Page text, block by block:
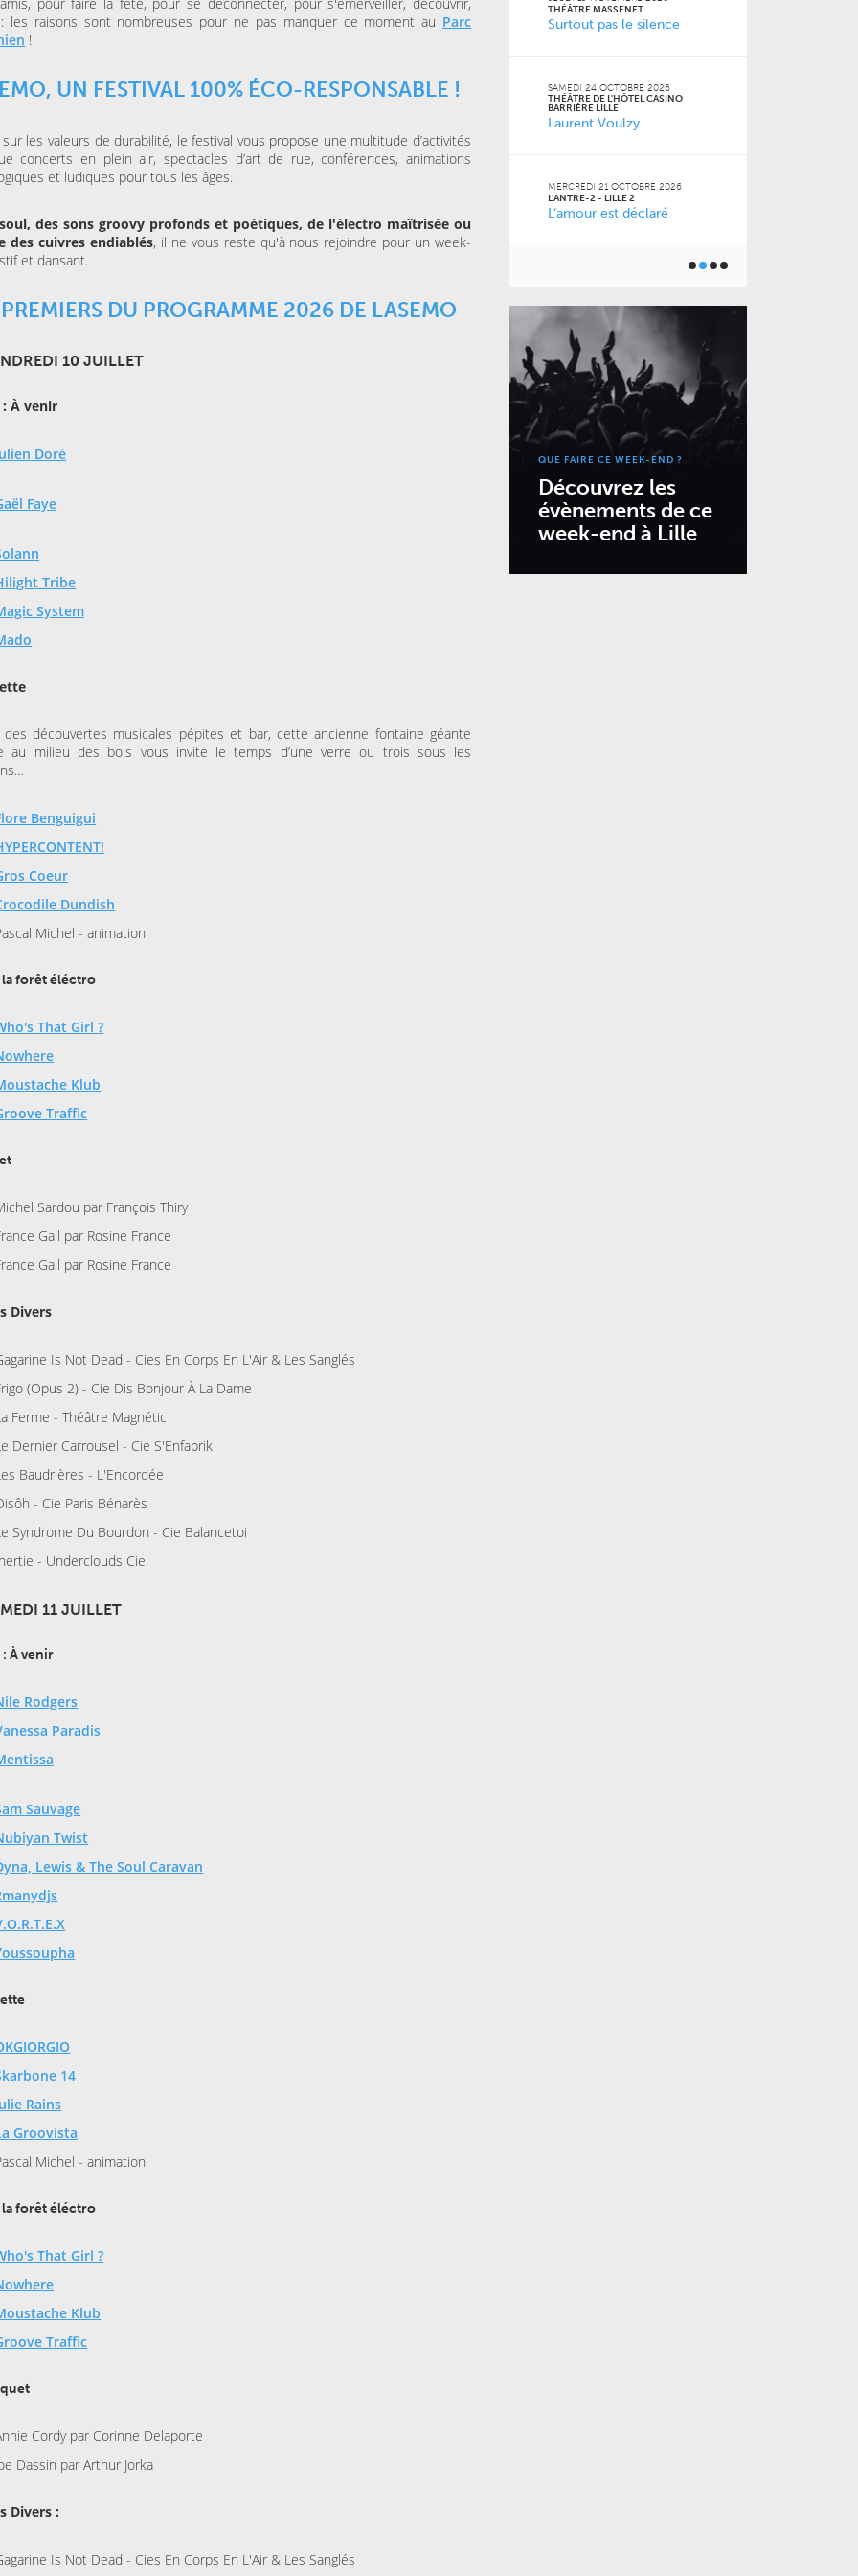
les raisons sont nombreuses pour ne pas manquer ce moment au Parc
!
UN FESTIVAL 100% ÉCO-RESPONSABLE !
sur les valeurs de durabilité, le festival vous propose une multitude d’activités
concerts en plein air, spectacles d’art de rue, conférences, animations
et ludiques pour tous les âges.
des sons groovy profonds et poétiques, de l'électro maîtrisée ou
des cuivres endiablés, il ne vous reste qu'à nous rejoindre pour un week-
et dansant.
PREMIERS DU PROGRAMME 2026 DE LASEMO
10 JUILLET
: À venir
Doré
Faye
Tribe
System
des découvertes musicales pépites et bar, cette ancienne fontaine géante
au milieu des bois vous invite le temps d’une verre ou trois sous les
Benguigui
Coeur
Dundish
Michel - animation
la forêt éléctro
That Girl ?
Klub
Traffic
Sardou par François Thiry
Gall par Rosine France
Gall par Rosine France
Divers
Is Not Dead - Cies En Corps En L'Air & Les Sanglés
(Opus 2) - Cie Dis Bonjour À La Dame
Ferme - Théâtre Magnétic
Dernier Carrousel - Cie S'Enfabrik
Baudrières - L'Encordée
- Cie Paris Bénarès
Syndrome Du Bourdon - Cie Balancetoi
- Underclouds Cie
11 JUILLET
: À venir
Rodgers
Paradis
Sauvage
Twist
Lewis & The Soul Caravan
14
Rains
Groovista
Michel - animation
la forêt éléctro
That Girl ?
Klub
Traffic
Cordy par Corinne Delaporte
Dassin par Arthur Jorka
Divers :
Is Not Dead - Cies En Corps En L'Air & Les Sanglés
MAISON FOLIE MOULINS
Le Syndrome du
ESPACE AGORA (CENTRE
CULTUREL)
Là-bas, le voyage
KINO CINÉ
Ulysse à Gaza
LA BULLE CAFÉ
Skraeckoedlan (Stoner) à
THÉÂTRE MASSENET
Surtout pas le silence
SAMEDI 24 OCTOBRE 2026
THÉÂTRE DE L'HÔTEL CASINO
BARRIÈRE LILLE
Laurent Voulzy
MERCREDI 21 OCTOBRE 2026
L'ANTRE-2 - LILLE 2
L’amour est déclaré
QUE FAIRE CE WEEK-END ?
Découvrez les
évènements de ce
week-end à Lille